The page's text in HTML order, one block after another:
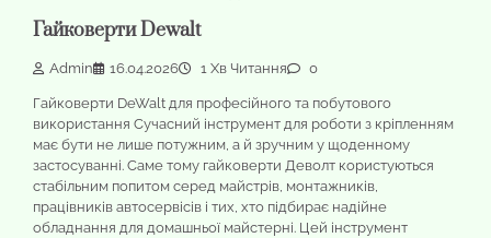
Гайковерти Dewalt
Admin 16.04.2026 1 Хв Читання 0
Гайковерти DeWalt для професійного та побутового
використання Сучасний інструмент для роботи з кріпленням
має бути не лише потужним, а й зручним у щоденному
застосуванні. Саме тому гайковерти Деволт користуються
стабільним попитом серед майстрів, монтажників,
працівників автосервісів і тих, хто підбирає надійне
обладнання для домашньої майстерні. Цей інструмент